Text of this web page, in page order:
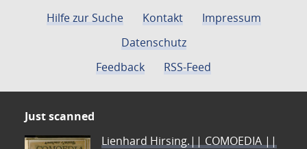
Hilfe zur Suche Kontakt
Impressum
Datenschutz
Feedback
RSS-Feed
Just scanned
Lienhard Hirsing.|| COMOEDIA ||